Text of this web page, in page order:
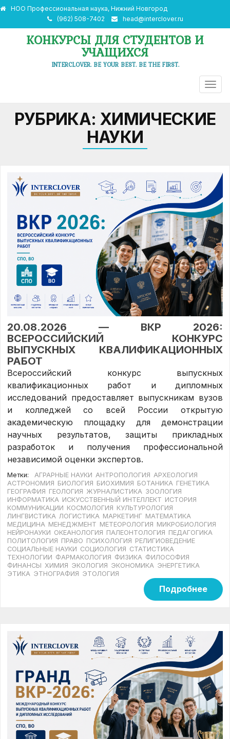
НОО Профессиональная наука, Нижний Новгород
(962) 508-7402
head@interclover.ru
КОНКУРСЫ ДЛЯ СТУДЕНТОВ И
УЧАЩИХСЯ
INTERCLOVER. BE YOUR BEST. BE THE FIRST.
РУБРИКА: ХИМИЧЕСКИЕ
НАУКИ
20.08.2026 — ВКР 2026:
ВСЕРОССИЙСКИЙ КОНКУРС
ВЫПУСКНЫХ КВАЛИФИКАЦИОННЫХ
РАБОТ
Всероссийский конкурс выпускных
квалификационных работ и дипломных
исследований предоставляет выпускникам вузов
и колледжей со всей России открытую
академическую площадку для демонстрации
научных результатов, защиты прикладных
разработок и получения профессиональной
независимой оценки экспертов.
Метки: АГРАРНЫЕ НАУКИ АНТРОПОЛОГИЯ АРХЕОЛОГИЯ
АСТРОНОМИЯ БИОЛОГИЯ БИОХИМИЯ БОТАНИКА ГЕНЕТИКА
ГЕОГРАФИЯ ГЕОЛОГИЯ ЖУРНАЛИСТИКА ЗООЛОГИЯ
ИНФОРМАТИКА ИСКУССТВЕННЫЙ ИНТЕЛЛЕКТ ИСТОРИЯ
КОММУНИКАЦИИ КОСМОЛОГИЯ КУЛЬТУРОЛОГИЯ
ЛИНГВИСТИКА ЛОГИСТИКА МАРКЕТИНГ МАТЕМАТИКА
МЕДИЦИНА МЕНЕДЖМЕНТ МЕТЕОРОЛОГИЯ МИКРОБИОЛОГИЯ
НЕЙРОНАУКИ ОКЕАНОЛОГИЯ ПАЛЕОНТОЛОГИЯ ПЕДАГОГИКА
ПОЛИТОЛОГИЯ ПРАВО ПСИХОЛОГИЯ РЕЛИГИОВЕДЕНИЕ
СОЦИАЛЬНЫЕ НАУКИ СОЦИОЛОГИЯ СТАТИСТИКА
ТЕХНОЛОГИИ ФАРМАКОЛОГИЯ ФИЗИКА ФИЛОСОФИЯ
ФИНАНСЫ ХИМИЯ ЭКОЛОГИЯ ЭКОНОМИКА ЭНЕРГЕТИКА
ЭТИКА ЭТНОГРАФИЯ ЭТОЛОГИЯ
Подробнее